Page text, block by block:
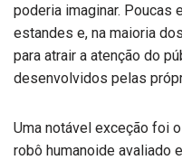
poderia imaginar. Poucas
estandes e, na maioria
para atrair a atenção do
desenvolvidos pelas
Uma notável exceção foi
robô humanoide avaliado